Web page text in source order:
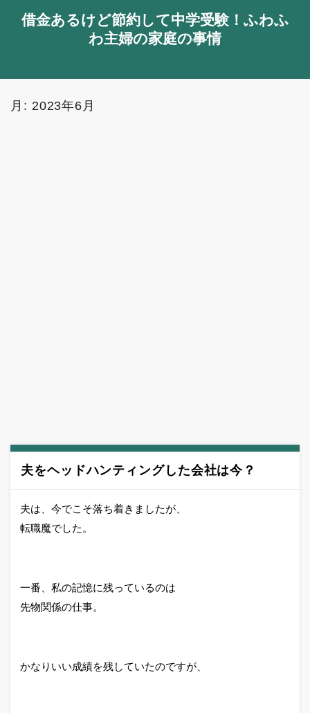
借金あるけど節約して中学受験！ふわふ
わ主婦の家庭の事情
月: 2023年6月
夫をヘッドハンティングした会社は今？
夫は、今でこそ落ち着きましたが、
転職魔でした。
一番、私の記憶に残っているのは
先物関係の仕事。
かなりいい成績を残していたのですが、